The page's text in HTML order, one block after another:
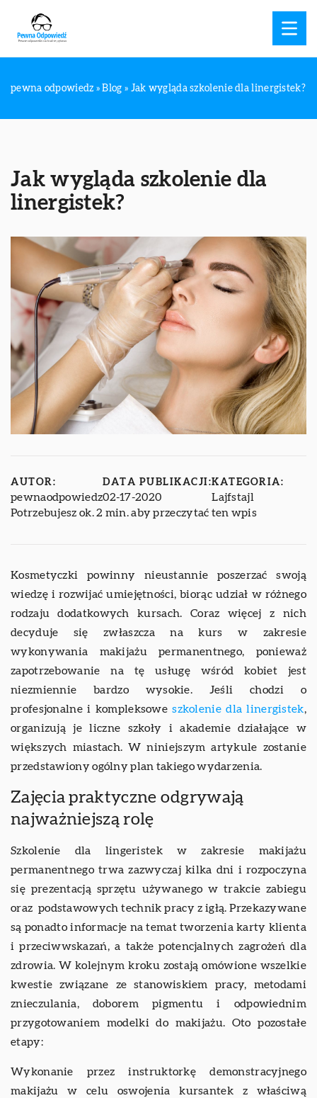
pewna odpowiedz »Blog » Jak wygląda szkolenie dla linergistek?
Jak wygląda szkolenie dla
linergistek?
AUTOR:
pewnaodpowiedz
DATA PUBLIKACJI:
02-17-2020
KATEGORIA:
Lajfstajl
Potrzebujesz ok. 2 min. aby przeczytać ten wpis
Kosmetyczki powinny nieustannie poszerzać swoją
wiedzę i rozwijać umiejętności, biorąc udział w różnego
rodzaju dodatkowych kursach. Coraz więcej z nich
decyduje się zwłaszcza na kurs w zakresie
wykonywania makijażu permanentnego, ponieważ
zapotrzebowanie na tę usługę wśród kobiet jest
niezmiennie bardzo wysokie. Jeśli chodzi o
profesjonalne i kompleksoweszkolenie dla linergistek,
organizują je liczne szkoły i akademie działające w
większych miastach. W niniejszym artykule zostanie
przedstawiony ogólny plan takiego wydarzenia.
Zajęcia praktyczne odgrywają
najważniejszą rolę
Szkolenie dla lingeristek w zakresie makijażu
permanentnego trwa zazwyczaj kilka dni i rozpoczyna
się prezentacją sprzętu używanego w trakcie zabiegu
oraz podstawowych technik pracy z igłą. Przekazywane
są ponadto informacje na temat tworzenia karty klienta
i przeciwwskazań, a także potencjalnych zagrożeń dla
zdrowia. W kolejnym kroku zostają omówione wszelkie
kwestie związane ze stanowiskiem pracy, metodami
znieczulania, doborem pigmentu i odpowiednim
przygotowaniem modelki do makijażu. Oto pozostałe
etapy:
Wykonanie przez instruktorkę demonstracyjnego
makijażu w celu oswojenia kursantek z właściwą